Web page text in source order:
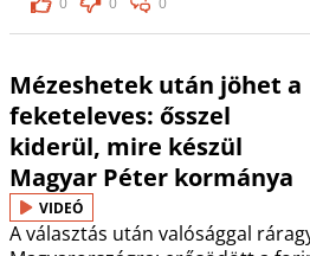
Mézeshetek után jöhet a
feketeleves: ősszel
kiderül, mire készül
Magyar Péter kormánya
VIDEÓ
A választás után valósággal